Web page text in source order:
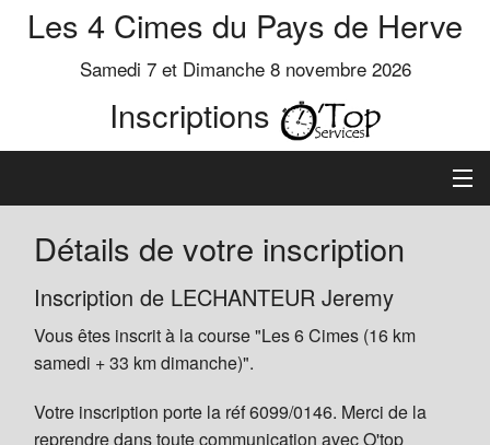
Les 4 Cimes du Pays de Herve
Samedi 7 et Dimanche 8 novembre 2026
Inscriptions
Inscription
Préinscrits
Informations
Détails de votre inscription
Inscription de LECHANTEUR Jeremy
Vous êtes inscrit à la course "Les 6 Cimes (16 km
samedi + 33 km dimanche)".
Votre inscription porte la réf 6099/0146. Merci de la
reprendre dans toute communication avec O'top